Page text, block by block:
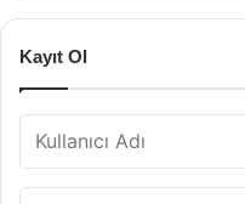
Kayıt Ol